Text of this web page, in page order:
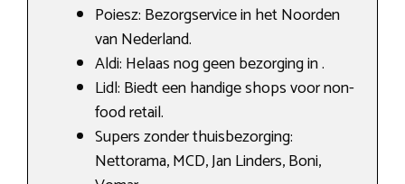
Poiesz: Bezorgservice in het Noorden
van Nederland.
Aldi: Helaas nog geen bezorging in .
Lidl: Biedt een handige shops voor non-
food retail.
Supers zonder thuisbezorging:
Nettorama, MCD, Jan Linders, Boni,